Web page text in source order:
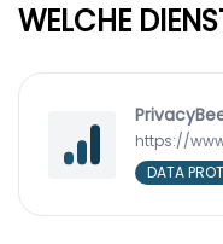
WELCHE
https://
DATA